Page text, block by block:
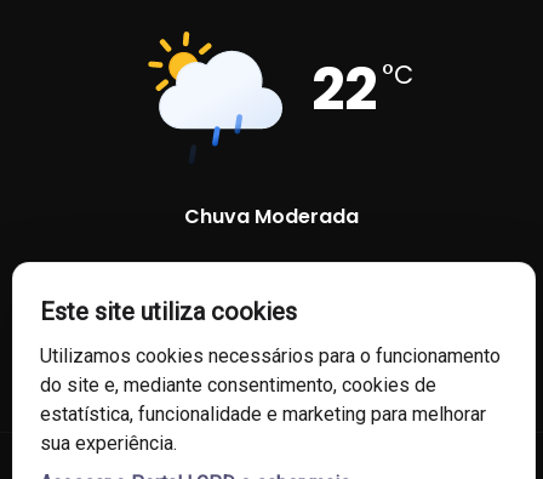
22 °C
Chuva Moderada
Este site utiliza cookies
Utilizamos cookies necessários para o funcionamento
do site e, mediante consentimento, cookies de
estatística, funcionalidade e marketing para melhorar
sua experiência.